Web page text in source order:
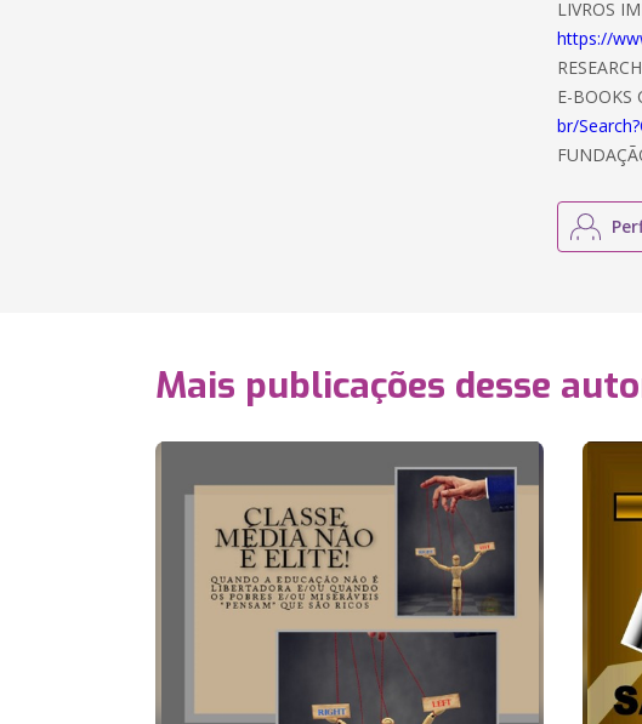
LIVROS
https://
E-BOOKS
br/
Mais publicações desse